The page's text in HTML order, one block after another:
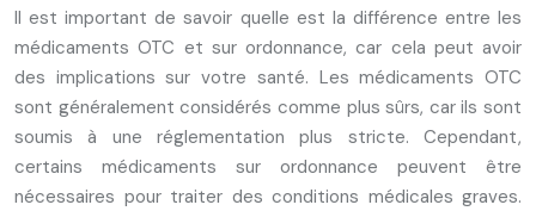
Il est important de savoir quelle est la différence entre les
médicaments OTC et sur ordonnance, car cela peut avoir
des implications sur votre santé. Les médicaments OTC
sont généralement considérés comme plus sûrs, car ils sont
soumis à une réglementation plus stricte. Cependant,
certains médicaments sur ordonnance peuvent être
nécessaires pour traiter des conditions médicales graves.